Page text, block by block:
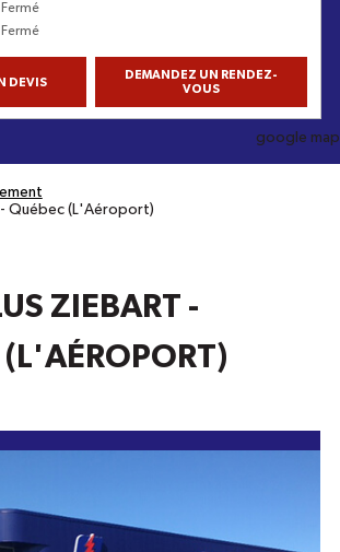
Fermé
Fermé
DEVIS
DEMANDEZ UN RENDEZ-
VOUS
Québec (L'Aéroport)
ZIEBART -
(L'AÉROPORT)